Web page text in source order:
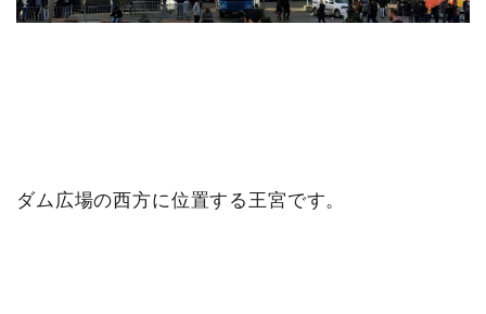
ダム広場の西方に位置する王宮です。